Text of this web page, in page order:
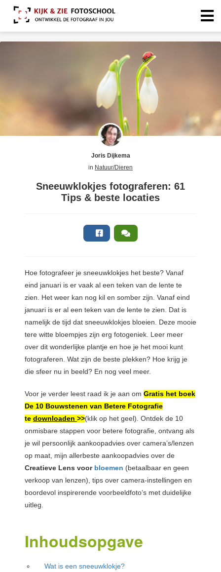
Joris Dijkema
in Natuur/Dieren
Sneeuwklokjes fotograferen: 61
Tips & beste locaties
Hoe fotografeer je sneeuwklokjes het beste? Vanaf
eind januari is er vaak al een teken van de lente te
zien. Het weer kan nog kil en somber zijn. Vanaf eind
januari is er al een teken van de lente te zien. Dat is
namelijk de tijd dat sneeuwklokjes bloeien. Deze mooie
tere witte bloempjes zijn erg fotogeniek. Leer meer
over dit wonderlijke plantje en hoe je het mooi kunt
fotograferen. Wat zijn de beste plekken? Hoe krijg je
die sfeer nu in beeld? En nog veel meer.
Voor je verder leest raad ik je aan om Gratis het boek
De 10 Bouwstenen van Betere Fotografie
te downloaden >>(klik op het geel). Ontdek de 10
onmisbare stappen voor betere fotografie, ontvang als
je wil persoonlijk aankoopadvies over camera’s/lenzen
op maat, mijn allerbeste aankoopadvies over de
Creatieve Lens voorbloemen (betaalbaar en geen
verkoop van lenzen), tips over camera-instellingen en
boordevol inspirerende voorbeeldfoto’s met duidelijke
uitleg.
Inhoudsopgave
Wat is een sneeuwklokje?